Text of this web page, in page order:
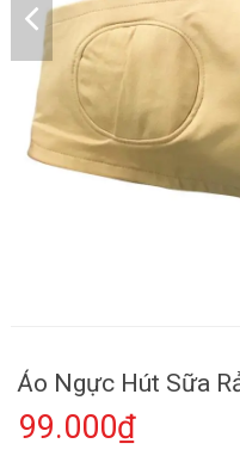
Áo Ngực Hút Sữa
99.000₫